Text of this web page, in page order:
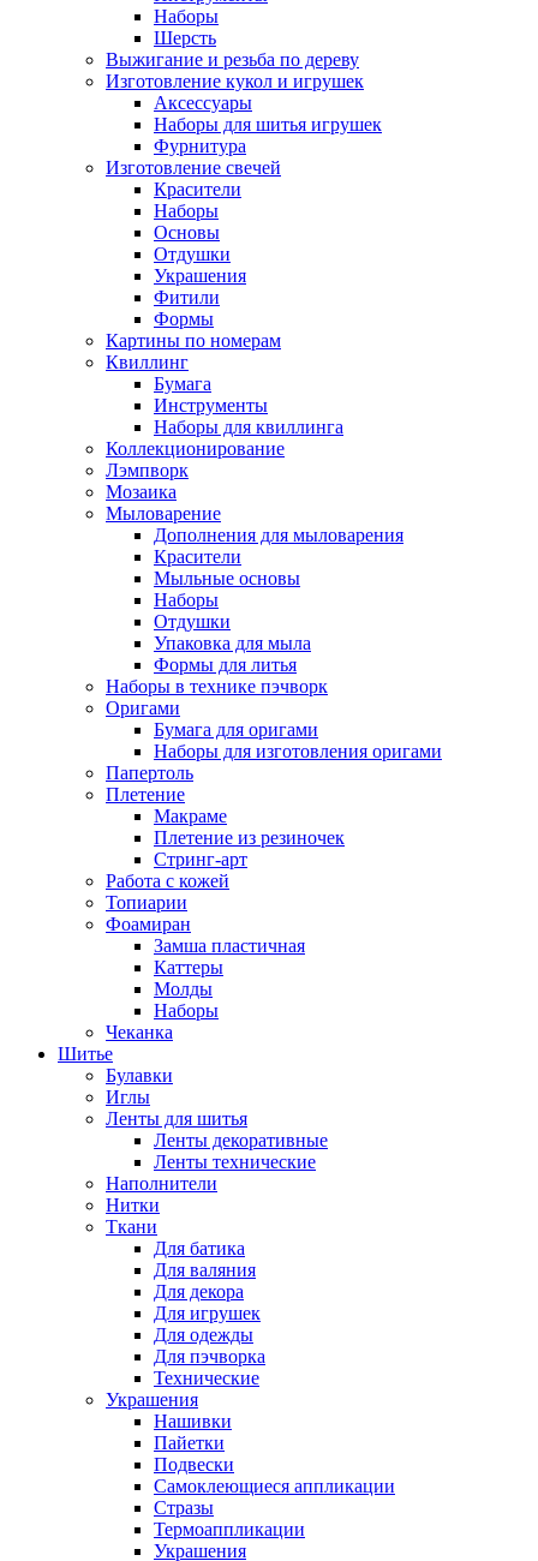
Наборы
Шерсть
Выжигание и резьба по дереву
Изготовление кукол и игрушек
Аксессуары
Наборы для шитья игрушек
Фурнитура
Изготовление свечей
Красители
Наборы
Основы
Отдушки
Украшения
Фитили
Формы
Картины по номерам
Квиллинг
Бумага
Инструменты
Наборы для квиллинга
Коллекционирование
Лэмпворк
Мозаика
Мыловарение
Дополнения для мыловарения
Красители
Мыльные основы
Наборы
Отдушки
Упаковка для мыла
Формы для литья
Наборы в технике пэчворк
Оригами
Бумага для оригами
Наборы для изготовления оригами
Папертоль
Плетение
Макраме
Плетение из резиночек
Стринг-арт
Работа с кожей
Топиарии
Фоамиран
Замша пластичная
Каттеры
Молды
Наборы
Чеканка
Шитье
Булавки
Иглы
Ленты для шитья
Ленты декоративные
Ленты технические
Наполнители
Нитки
Ткани
Для батика
Для валяния
Для декора
Для игрушек
Для одежды
Для пэчворка
Технические
Украшения
Нашивки
Пайетки
Подвески
Самоклеющиеся аппликации
Стразы
Термоаппликации
Украшения